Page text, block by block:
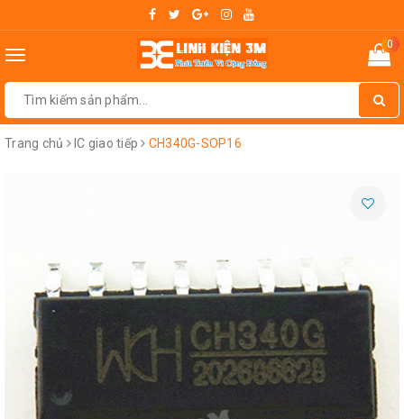
Toggle
0
Trang chủ IC giao tiếp CH340G-SOP16